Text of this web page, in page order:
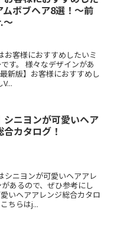
ムボブヘア8選！～前
～
客様におすすめしたいミ
す。 様々なデザインがあ
新版】お客様におすすめし
シニヨンが可愛いヘア
カタログ！
シニヨンが可愛いヘアアレ
あるので、ぜひ参考にし
いヘアアレンジ総合カタロ
ちらはj...